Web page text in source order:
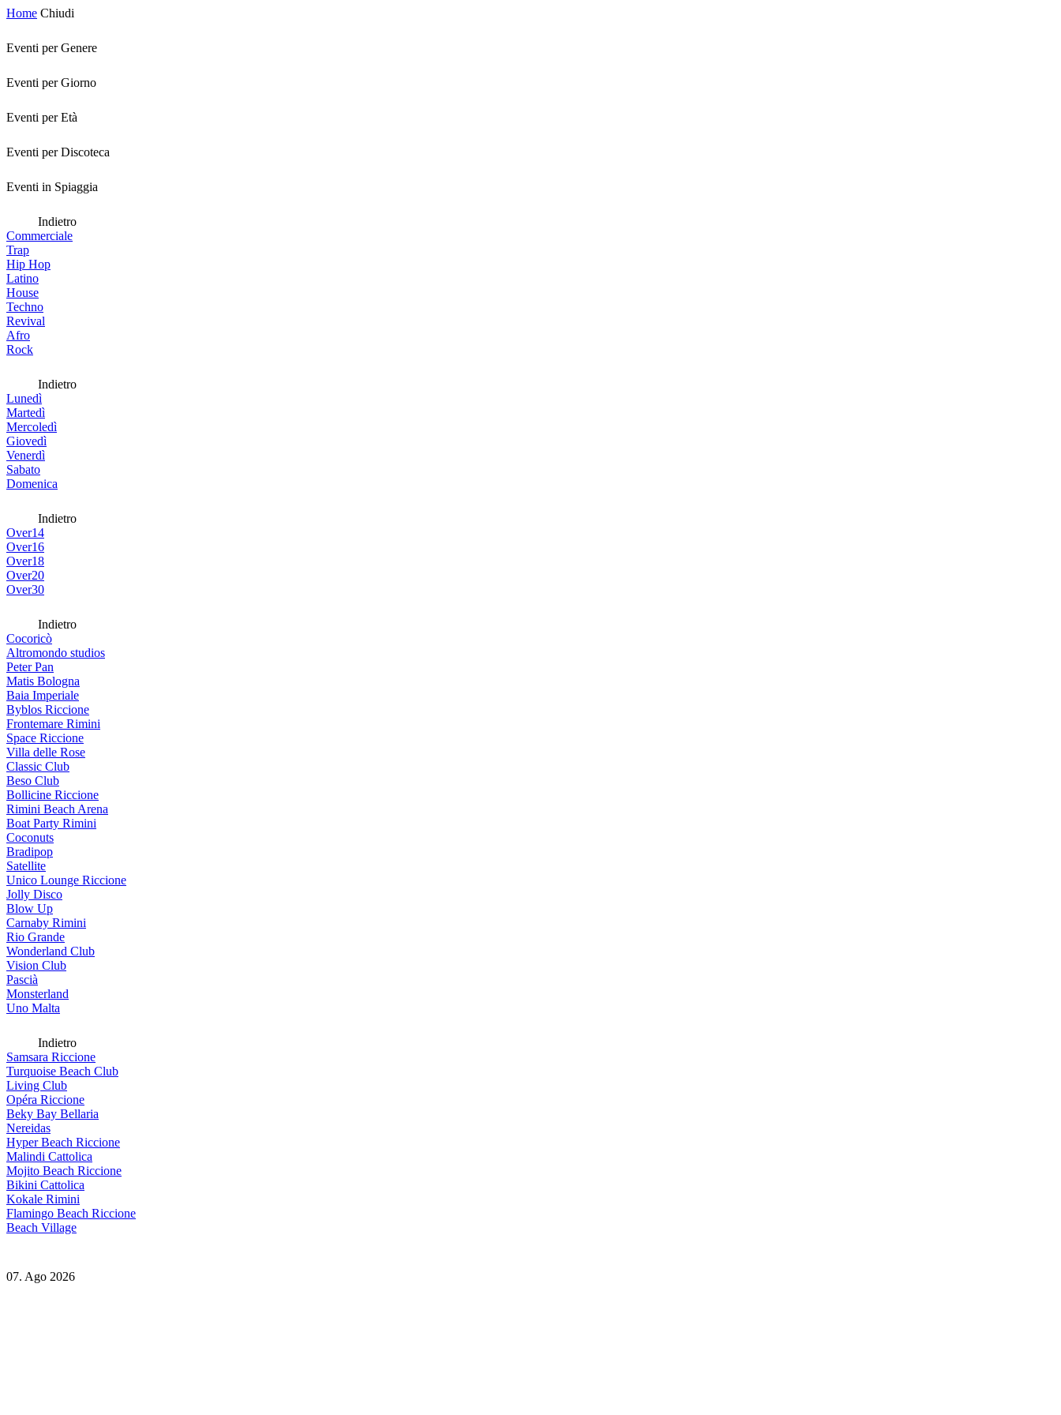
Home Chiudi
Eventi per Genere
Eventi per Giorno
Eventi per Età
Eventi per Discoteca
Eventi in Spiaggia
Indietro
Commerciale
Trap
Hip Hop
Latino
House
Techno
Revival
Afro
Rock
Indietro
Lunedì
Martedì
Mercoledì
Giovedì
Venerdì
Sabato
Domenica
Indietro
Over14
Over16
Over18
Over20
Over30
Indietro
Cocoricò
Altromondo studios
Peter Pan
Matis Bologna
Baia Imperiale
Byblos Riccione
Frontemare Rimini
Space Riccione
Villa delle Rose
Classic Club
Beso Club
Bollicine Riccione
Rimini Beach Arena
Boat Party Rimini
Coconuts
Bradipop
Satellite
Unico Lounge Riccione
Jolly Disco
Blow Up
Carnaby Rimini
Rio Grande
Wonderland Club
Vision Club
Pascià
Monsterland
Uno Malta
Indietro
Samsara Riccione
Turquoise Beach Club
Living Club
Opéra Riccione
Beky Bay Bellaria
Nereidas
Hyper Beach Riccione
Malindi Cattolica
Mojito Beach Riccione
Bikini Cattolica
Kokale Rimini
Flamingo Beach Riccione
Beach Village
07. Ago 2026